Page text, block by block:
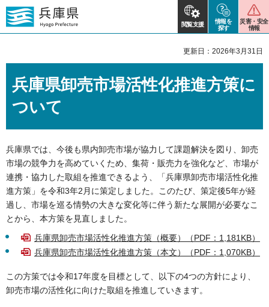
閲覧支援
情報を
探す
災害・安全
情報
更新日：2026年3月31日
兵庫県卸売市場活性化推進方策に
ついて
兵庫県では、今後も県内卸売市場が協力して課題解決を図り、卸売
市場の競争力を高めていくため、集荷・販売力を強化など、市場が
連携・協力した取組を推進できるよう、「兵庫県卸売市場活性化推
進方策」を令和3年2月に策定しました。このたび、策定後5年が経
過し、市場を巡る情勢の大きな変化等に伴う新たな展開が必要なこ
とから、本方策を見直しました。
兵庫県卸売市場活性化推進方策（概要）（PDF：1,181KB）
兵庫県卸売市場活性化推進方策（本文）（PDF：1,070KB）
この方策では令和17年度を目標として、以下の4つの方針により、
卸売市場の活性化に向けた取組を推進していきます。